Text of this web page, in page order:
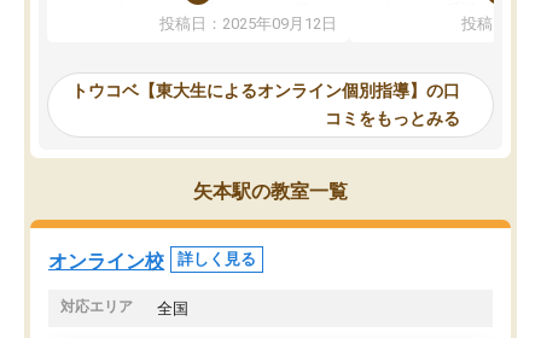
か、オプションは付帯するかなど選ぶ
事が出来ました。
ーティングを行い、その講師で良いか
見てから講師を決定する事ができま
す。
うちの子は、初回面談の講師の方で決
オンラインツールを使用した単語帳の
共有があり宿題もそちらで出される形
でした。
投稿日：2025年09月12日
めれるので、個人に合
いなのがあり(有料)、受
ことをどんなスケジュー
くか相談したのですが、
ち期待したものではなく
くなってきたようなので
投稿日：
トウコベ【東大生によるオンライン個別指導】の口
コミをもっとみる
矢本駅の教室一覧
オンライン校 詳しく見る
対応エリア 全国